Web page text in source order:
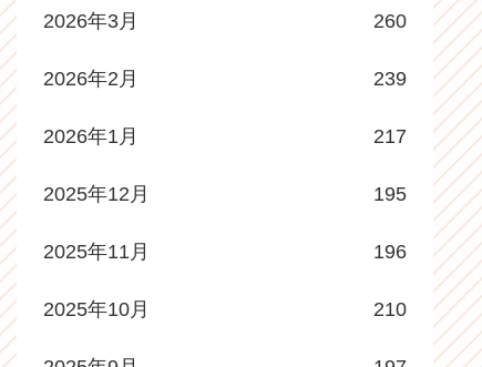
2026年3月 260
2026年2月 239
2026年1月 217
2025年12月 195
2025年11月 196
2025年10月 210